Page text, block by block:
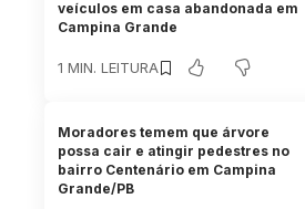
veículos em casa abandonada em
Campina Grande
1 MIN. LEITURA
Moradores temem que árvore
possa cair e atingir pedestres no
bairro Centenário em Campina
Grande/PB